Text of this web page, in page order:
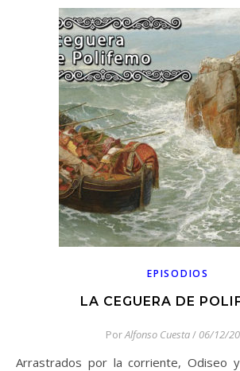
EPISODIOS
LA CEGUERA DE
PorAlfonso Cuesta/ 06/12/
Arrastrados por la corriente, Odiseo y su tripulación se